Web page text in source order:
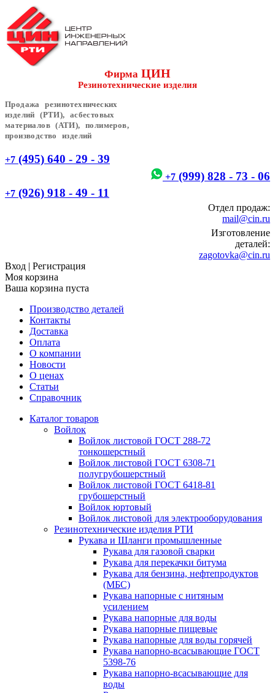
Фирма ЦИН
Резинотехнические изделия
Продажа резинотехнических
изделий (РТИ), асбестовых
материалов (АТИ), полимеров,
производство изделий
+7 (495) 640 - 29 - 39
+7 (999) 828 - 73 - 06
+7 (926) 918 - 49 - 11
Отдел продаж:
mail@cin.ru
Изготовление
деталей:
zagotovka@cin.ru
Вход | Регистрация
Моя корзина
Ваша корзина пуста
Производство деталей
Контакты
Доставка
Оплата
О компании
Новости
О ценах
Статьи
Справочник
Каталог товаров
Войлок
Войлок листовой ГОСТ 288-72
тонкошерстный
Войлок листовой ГОСТ 6308-71
полугрубошерстный
Войлок листовой ГОСТ 6418-81
грубошерстный
Войлок юртовый
Войлок листовой для электрооборудования
Резинотехнические изделия РТИ
Рукава и Шланги промышленные
Рукава для газовой сварки
Рукава для перекачки битума
Рукава для бензина, нефтепродуктов
(МБС)
Рукава напорные с нитяным
усилением
Рукава напорные для воды
Рукава напорные пищевые
Рукава напорные для воды горячей
Рукава напорно-всасывающие ГОСТ
5398-76
Рукава напорно-всасывающие для
воды